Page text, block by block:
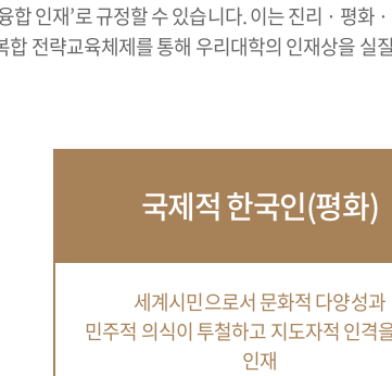
인재’로 규정할 수 있습니다. 이는 진리 · 평
전략교육체제를 통해 우리대학의 인재상을 실
국제적 한국인(평화)
세계시민으로서 문화적 다양성과
민주적 의식이 투철하고 지도자적 인격
인재